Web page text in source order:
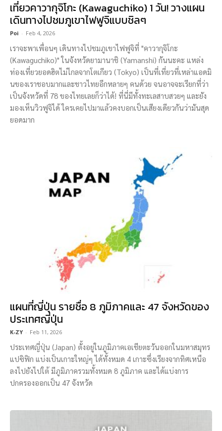
เที่ยวคาวากุจิโกะ (Kawaguchiko) 1 วัน! วางแผน
เดินทางไปชมภูเขาไฟฟูจิแบบชิลๆ
Poi - Feb 4, 2026
เราจะพาเพื่อนๆ เดินทางไปชมภูเขาไฟฟูจิที่ "คาวากุจิโกะ
(Kawaguchiko)" ในจังหวัดยามานาชิ (Yamanshi) กันนะคะ แหล่ง
ท่องเที่ยวยอดฮิตไม่ไกลจากโตเกียว (Tokyo) เป็นที่เที่ยวที่เหล่าแอดมิ
นของเราชอบมากและชาวไทยอีกหลายๆ คนด้วย จนอาจจะเรียกที่ว่า
เป็นจังหวัดที่ 78 ของไทยเลยก็ว่าได้! ที่นี่มีทั้งทะเลสาบสวยๆ และยัง
มองเห็นวิวฟูจิได้ ใครเคยไปมาแล้วคงบอกเป็นเสียงเดียวกันว่ามันสุด
ยอดมาก
แผนที่ญี่ปุ่น รายชื่อ 8 ภูมิภาคและ 47 จังหวัดของ
ประเทศญี่ปุ่น
K-ZY - Feb 11, 2026
ประเทศญี่ปุ่น (Japan) ตั้งอยู่ในภูมิภาคเอเชียตะวันออกในมหาสมุทร
แปซิฟิก แบ่งเป็นเกาะใหญ่ๆ ได้ทั้งหมด 4 เกาะซึ่งเรียงจากทิศเหนือ
ลงไปยังไปใต้ มีภูมิภาครวมทั้งหมด 8 ภูมิภาค และได้แบ่งการ
ปกครองออกเป็น 47 จังหวัด